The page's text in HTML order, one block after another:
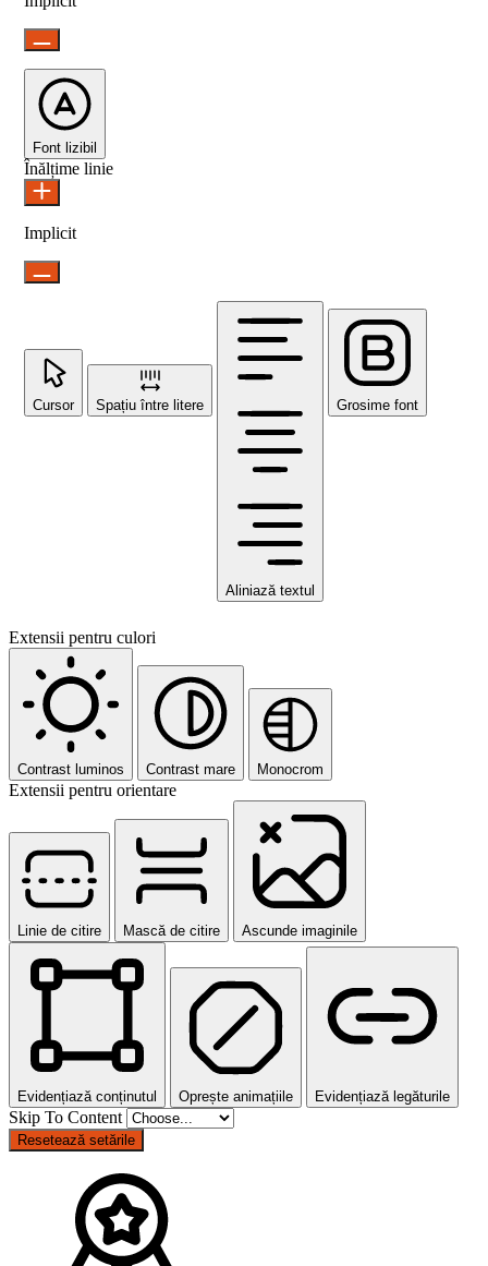
Font lizibil
Înălțime linie
Implicit
Cursor Spațiu între litere
Aliniază textul
Grosime font
Extensii pentru culori
Contrast luminos Contrast mare Monocrom
Extensii pentru orientare
Linie de citire Mască de citire Ascunde imaginile
Evidențiază conținutul Oprește animațiile Evidențiază legăturile
Skip To Content
Resetează setările